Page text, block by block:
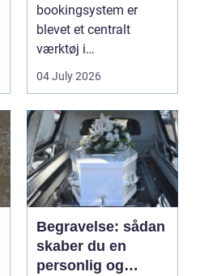
bookingsystem er
blevet et centralt
værktøj i
sundhedssektoren.
Klinikker, praksis og
beh...
04 July 2026
Begravelse: sådan
skaber du en
personlig og